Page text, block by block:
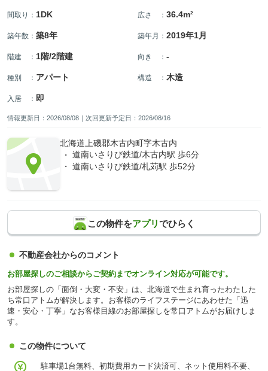
間取り ： 1DK 広さ ： 36.4m²
築年数 ： 築8年 築年月 ： 2019年1月
階建 ： 1階/2階建 向き ： -
種別 ： アパート 構造 ： 木造
入居 ： 即
情報更新日：2026/08/08｜次回更新予定日：2026/08/16
北海道上磯郡木古内町字木古内
道南いさりび鉄道/木古内駅 歩6分
道南いさりび鉄道/札苅駅 歩52分
この物件をアプリでひらく
不動産会社からのコメント
お部屋探しのご相談からご契約までオンライン対応が可能です。
お部屋探しの「面倒・大変・不安」は、北海道で生まれ育ったわたした
ち常口アトムが解決します。お客様のライフステージにあわせた「迅
速・安心・丁寧」なお客様目線のお部屋探しを常口アトムがお届けしま
す。
この物件について
駐車場1台無料、初期費用カード決済可、ネット使用料不要、